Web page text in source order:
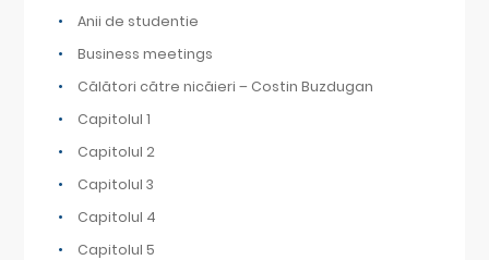
Anii de studentie
Business meetings
Călători către nicăieri – Costin Buzdugan
Capitolul 1
Capitolul 2
Capitolul 3
Capitolul 4
Capitolul 5